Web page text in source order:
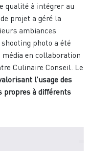
qualité à intégrer au
projet a géré la
ambiances
photo a été
en collaboration
Culinaire Conseil. Le
l’usage des
propres à différents